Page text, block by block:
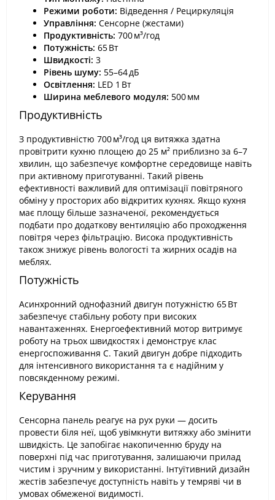
Режими роботи: Відведення / Рециркуляція
Управління: Сенсорне (жестами)
Продуктивність: 700 м³/год
Потужність: 65 Вт
Швидкості: 3
Рівень шуму: 55–64 дБ
Освітлення: LED 1 Вт
Ширина меблевого модуля: 500 мм
Продуктивність
З продуктивністю 700 м³/год ця витяжка здатна
провітрити кухню площею до 25 м² приблизно за 6–7
хвилин, що забезпечує комфортне середовище навіть
при активному приготуванні. Такий рівень
ефективності важливий для оптимізації повітряного
обміну у просторих або відкритих кухнях. Якщо кухня
має площу більше зазначеної, рекомендується
подбати про додаткову вентиляцію або проходження
повітря через фільтрацію. Висока продуктивність
також знижує рівень вологості та жирних осадів на
меблях.
Потужність
Асинхронний однофазний двигун потужністю 65 Вт
забезпечує стабільну роботу при високих
навантаженнях. Енергоефективний мотор витримує
роботу на трьох швидкостях і демонструє клас
енергоспоживання С. Такий двигун добре підходить
для інтенсивного використання та є надійним у
повсякденному режимі.
Керування
Сенсорна панель реагує на рух руки — досить
провести біля неї, щоб увімкнути витяжку або змінити
швидкість. Це запобігає накопиченню бруду на
поверхні під час приготування, залишаючи прилад
чистим і зручним у використанні. Інтуїтивний дизайн
жестів забезпечує доступність навіть у темряві чи в
умовах обмеженої видимості.